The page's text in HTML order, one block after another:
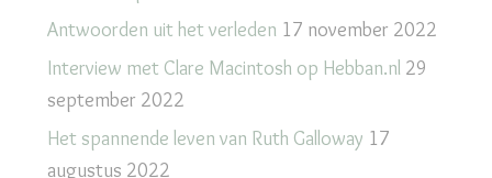
Antwoorden uit het verleden 17 november 2022
Interview met Clare Macintosh op Hebban.nl 29
september 2022
Het spannende leven van Ruth Galloway 17
augustus 2022